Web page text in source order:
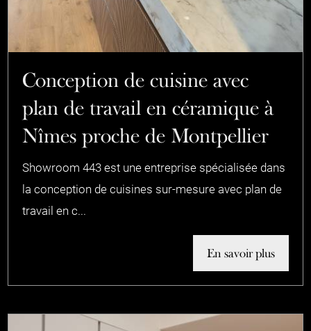
Conception de cuisine avec
plan de travail en céramique à
Nîmes proche de Montpellier
Showroom 443 est une entreprise spécialisée dans
la conception de cuisines sur-mesure avec plan de
travail en c...
En savoir plus